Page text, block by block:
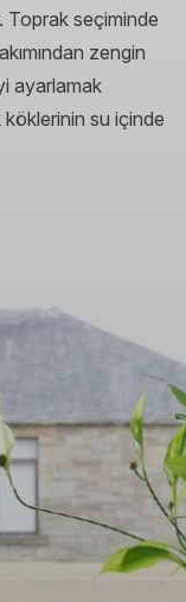
Toprak seçiminde
zengin
ayarlamak
köklerinin su içinde